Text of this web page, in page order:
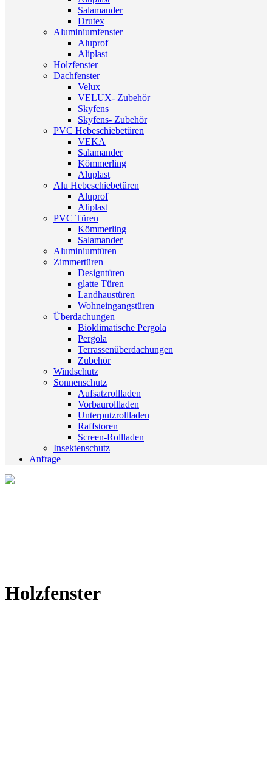
Salamander
Drutex
Aluminiumfenster
Aluprof
Aliplast
Holzfenster
Dachfenster
Velux
VELUX- Zubehör
Skyfens
Skyfens- Zubehör
PVC Hebeschiebetüren
VEKA
Salamander
Kömmerling
Aluplast
Alu Hebeschiebetüren
Aluprof
Aliplast
PVC Türen
Kömmerling
Salamander
Aluminiumtüren
Zimmertüren
Designtüren
glatte Türen
Landhaustüren
Wohneingangstüren
Überdachungen
Bioklimatische Pergola
Pergola
Terrassenüberdachungen
Zubehör
Windschutz
Sonnenschutz
Aufsatzrollladen
Vorbaurollladen
Unterputzrollladen
Raffstoren
Screen-Rollladen
Insektenschutz
Anfrage
Holzfenster